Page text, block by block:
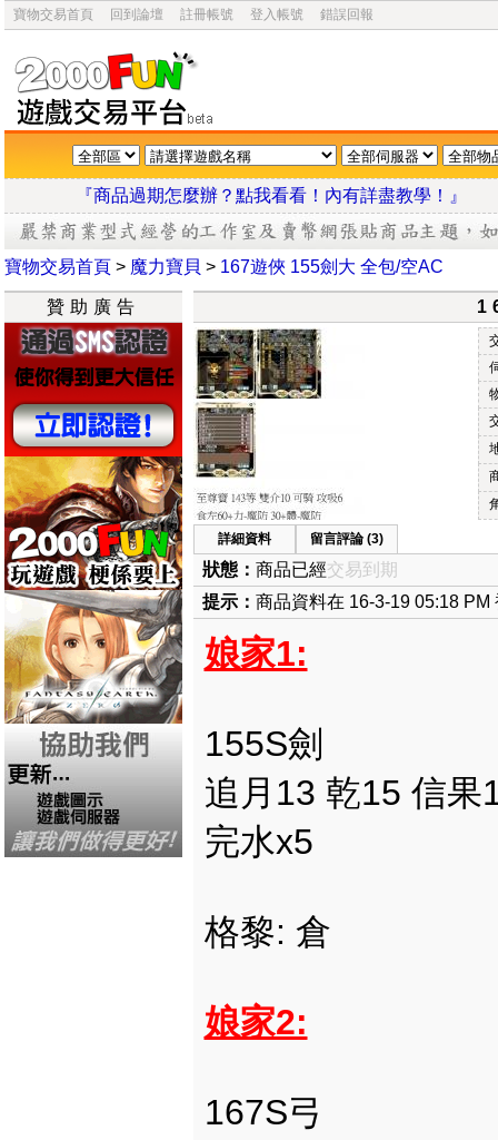
寶物交易首頁 回到論壇 註冊帳號 登入帳號 錯誤回報
『商品過期怎麼辦？點我看看！內有詳盡教學
寶物交易首頁> 魔力寶貝 > 167遊俠 155劍大 全包/空AC
贊助廣告
詳細資料 留言評論 (3)
狀態： 商品已經交易到期
提示： 商品資料在 16-3-19 05:18 PM
娘家1:
155S劍
追月13 乾15 信果
完水x5
格黎: 倉
娘家2:
167S弓